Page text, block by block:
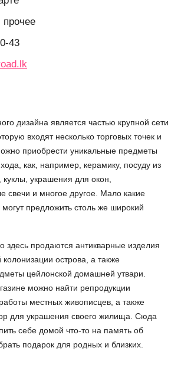
прочее
43
дизайна является частью крупной сети
входят несколько торговых точек и
приобрести уникальные предметы
как, например, керамику, посуду из
украшения для окон,
свечи и многое другое. Мало какие
предложить столь же широкий
здесь продаются антикварные изделия
острова, а также
цейлонской домашней утвари.
можно найти репродукции
местных живописцев, а также
для украшения своего жилища. Сюда
себе домой что-то на память об
подарок для родных и близких.